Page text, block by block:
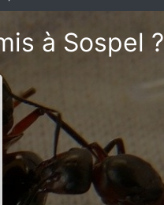
à Sospel ?